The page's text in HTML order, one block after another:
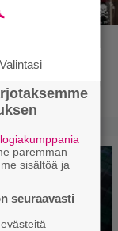
osa 1 –
ja
Valintasi
paremman
sisältöä ja
seuraavasti